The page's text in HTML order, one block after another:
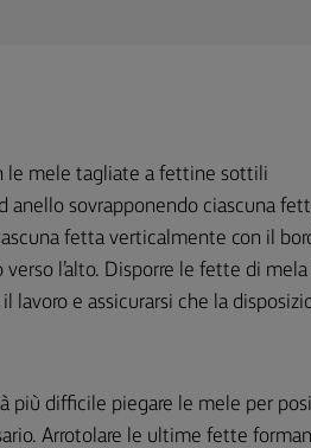
le mele tagliate a fettine sottili
anello sovrapponendo ciascuna
fetta verticalmente con il
l’alto. Disporre le fette di mela
e assicurarsi che la
più difficile piegare le mele per
Arrotolare le ultime fette